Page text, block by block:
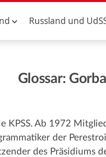
Russland und
Glossar:
Ab 1972
der
des Präsidiums